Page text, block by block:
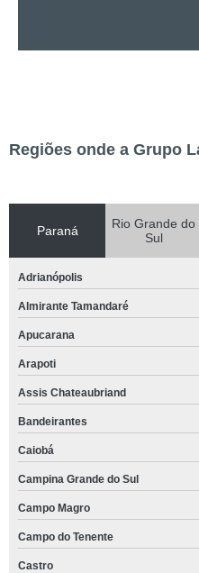
Regiões onde a Grupo
Paraná
Rio Grande do
Sul
Adrianópolis
Almirante Tamandaré
Apucarana
Arapoti
Assis Chateaubriand
Bandeirantes
Caiobá
Campina Grande do Sul
Campo Magro
Campo do Tenente
Castro